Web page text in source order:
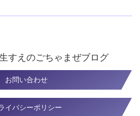
すえのごちゃまぜブログ
お問い合わせ
イバシーポリシー